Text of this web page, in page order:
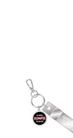
※本パッケージ